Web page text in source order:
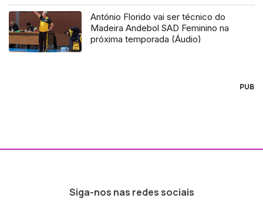
António Florido vai ser técnico do
Madeira Andebol SAD Feminino na
próxima temporada (Áudio)
PUB
Siga-nos nas redes sociais